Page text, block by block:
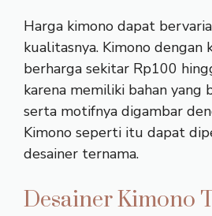
Harga kimono dapat
kualitasnya. Kimono dengan
berharga sekitar Rp100
karena memiliki bahan yang
serta motifnya digambar
Kimono seperti itu dapat
desainer ternama.
Desainer Kimono